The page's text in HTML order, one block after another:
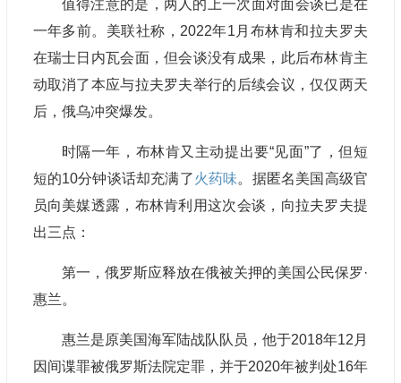
值得注意的是，两人的上一次面对面会谈已是在
一年多前。美联社称，2022年1月布林肯和拉夫罗夫
在瑞士日内瓦会面，但会谈没有成果，此后布林肯主
动取消了本应与拉夫罗夫举行的后续会议，仅仅两天
后，俄乌冲突爆发。
时隔一年，布林肯又主动提出要“见面”了，但短
短的10分钟谈话却充满了火药味。据匿名美国高级官
员向美媒透露，布林肯利用这次会谈，向拉夫罗夫提
出三点：
第一，俄罗斯应释放在俄被关押的美国公民保罗·
惠兰。
惠兰是原美国海军陆战队队员，他于2018年12月
因间谍罪被俄罗斯法院定罪，并于2020年被判处16年